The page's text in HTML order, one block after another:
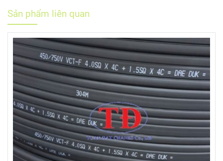
Sản phẩm liên quan